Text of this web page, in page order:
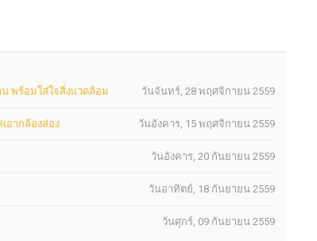
วันจันทร์, 28 พฤศจิกายน 2559
น พร้อมใส่ใจสิ่งแวดล้อม
วันอังคาร, 15 พฤศจิกายน 2559
อากล้องส่อง
วันอังคาร, 20 กันยายน 2559
วันอาทิตย์, 18 กันยายน 2559
วันศุกร์, 09 กันยายน 2559